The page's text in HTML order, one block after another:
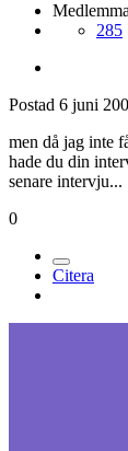
285
Postad 6 juni
men då jag inte
hade du din
senare intervju...
0
Citera